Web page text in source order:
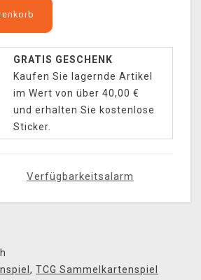
GRATIS GESCHENK
Kaufen Sie lagernde Artikel
im Wert von über 40,00 €
und erhalten Sie kostenlose
Sticker.
Verfügbarkeitsalarm
, TCG Sammelkartenspiel